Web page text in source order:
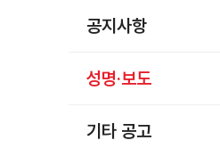
공지사항
성명·보도
기타 공고